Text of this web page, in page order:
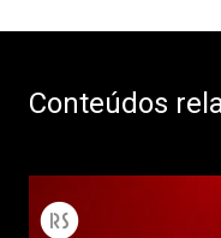
Conteúdos